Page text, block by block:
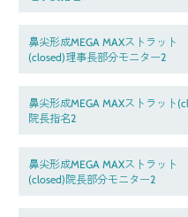
鼻尖形成MEGA MAXストラット
(closed)理事長部分モニター2
鼻尖形成MEGA MAXストラット
院長指名2
鼻尖形成MEGA MAXストラット
(closed)院長部分モニター2